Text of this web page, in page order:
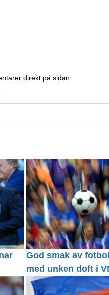
direkt på sidan.
God smak av
med unken doft i